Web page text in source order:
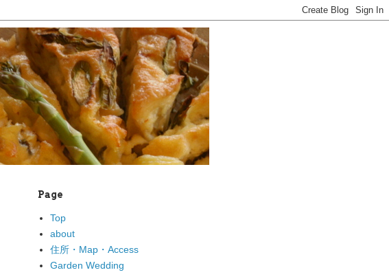
Page
Top
about
住所・Map・Access
Garden Wedding